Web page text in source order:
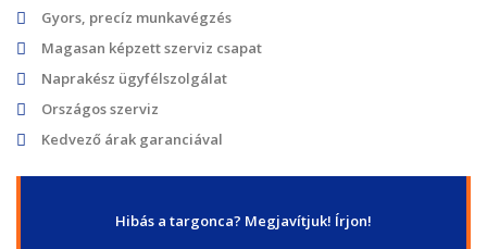
Gyors, precíz munkavégzés
Magasan képzett szerviz csapat
Naprakész ügyfélszolgálat
Országos szerviz
Kedvező árak garanciával
Hibás a targonca? Megjavítjuk! Írjon!